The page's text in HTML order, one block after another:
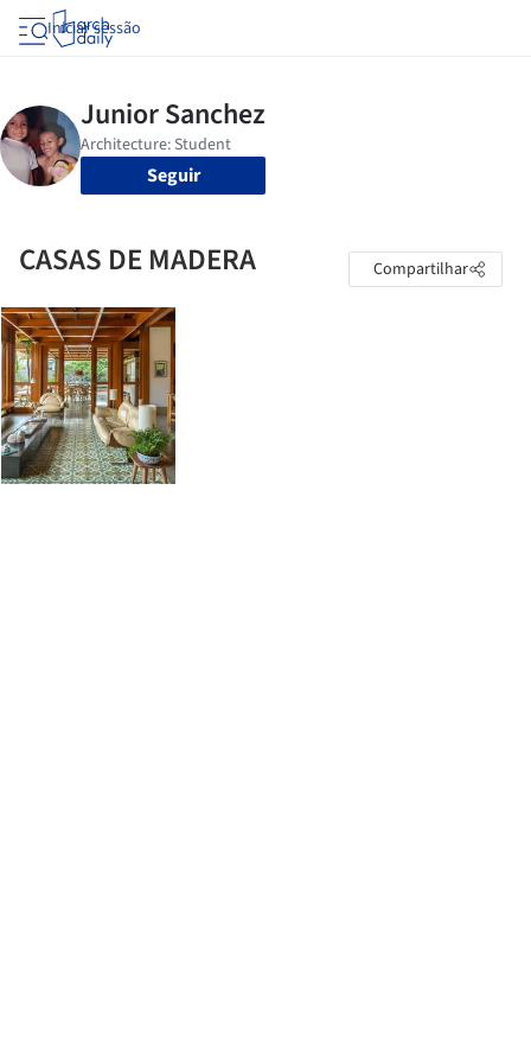
Iniciar sessão
Seguir
CASAS DE MADERA Compartilhar